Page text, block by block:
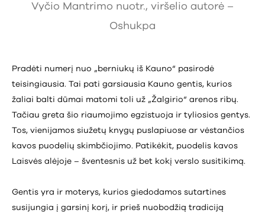
Vyčio Mantrimo nuotr., viršelio autorė –
Oshukpa
Pradėti numerį nuo „berniukų iš Kauno“ pasirodė
teisingiausia. Tai pati garsiausia Kauno gentis, kurios
žaliai balti dūmai matomi toli už „Žalgirio“ arenos ribų.
Tačiau greta šio riaumojimo egzistuoja ir tyliosios gentys.
Tos, vienijamos siužetų knygų puslapiuose ar vėstančios
kavos puodelių skimbčiojimo. Patikėkit, puodelis kavos
Laisvės alėjoje – šventesnis už bet kokį verslo susitikimą.
Gentis yra ir moterys, kurios giedodamos sutartines
susijungia į garsinį korį, ir prieš nuobodžią tradiciją